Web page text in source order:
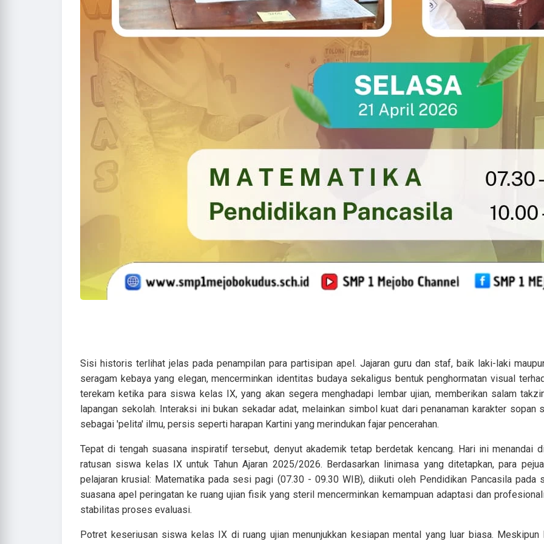
Sisi historis terlihat jelas pada penampilan para partisipan apel. Jajaran guru dan staf, baik laki-laki
seragam kebaya yang elegan, mencerminkan identitas budaya sekaligus bentuk penghormatan visual
terekam ketika para siswa kelas IX, yang akan segera menghadapi lembar ujian, memberikan salam
lapangan sekolah. Interaksi ini bukan sekadar adat, melainkan simbol kuat dari penanaman karakter
sebagai 'pelita' ilmu, persis seperti harapan Kartini yang merindukan fajar pencerahan.
Tepat di tengah suasana inspiratif tersebut, denyut akademik tetap berdetak kencang. Hari ini menandai
ratusan siswa kelas IX untuk Tahun Ajaran 2025/2026. Berdasarkan linimasa yang ditetapkan, para
pelajaran krusial: Matematika pada sesi pagi (07.30 - 09.30 WIB), diikuti oleh Pendidikan Pancasila
suasana apel peringatan ke ruang ujian fisik yang steril mencerminkan kemampuan adaptasi dan
stabilitas proses evaluasi.
Potret keseriusan siswa kelas IX di ruang ujian menunjukkan kesiapan mental yang luar biasa. Meskipun